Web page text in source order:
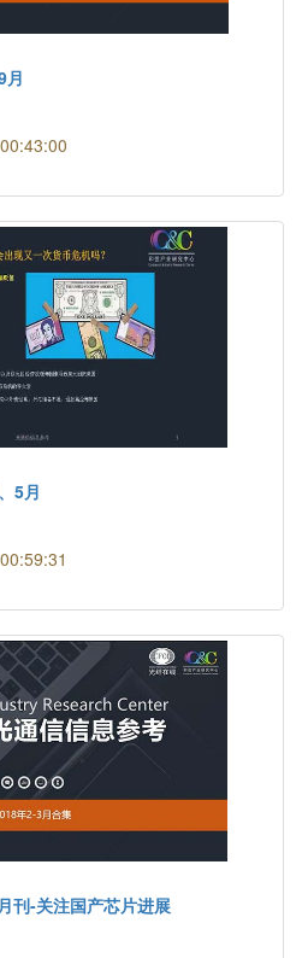
月
00:43:00
5月
00:59:31
刊-关注国产芯片进展